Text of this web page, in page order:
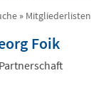
» Mitgliederlisten
Foik